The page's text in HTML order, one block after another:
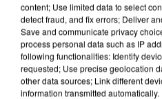
content; Use limited data to select
detect fraud, and fix errors; Deliver
Save and communicate privacy
process personal data such as IP
following functionalities: Identify
requested; Use precise geolocation
other data sources; Link different
information transmitted automatically.